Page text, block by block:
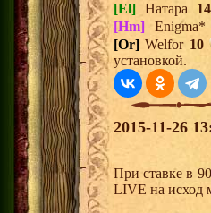
[El]
Натара 14
[Hm]
Enigma*
[Or] Welfor 10
установкой.
2015-11-26
При ставке в
LIVE на исход